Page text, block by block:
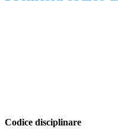
Codice disciplinare